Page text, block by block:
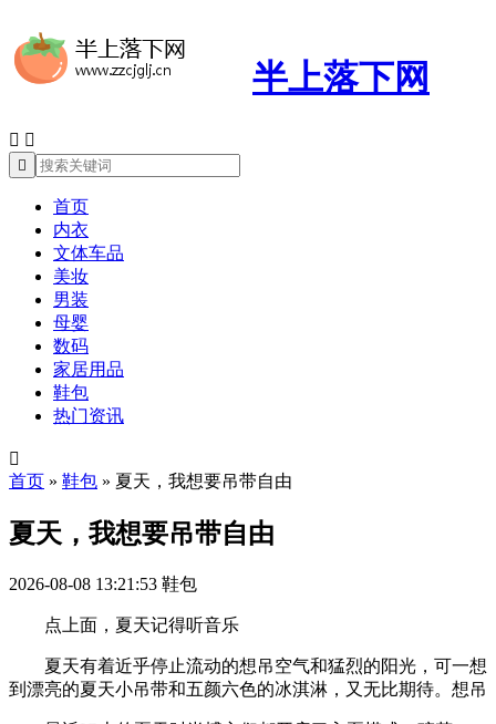
半上落下网
 

首页
内衣
文体车品
美妆
男装
母婴
数码
家居用品
鞋包
热门资讯

首页 » 鞋包 » 夏天，我想要吊带自由
夏天，我想要吊带自由
2026-08-08 13:21:53 鞋包
点上面，夏天记得听音乐
夏天有着近乎停止流动的想吊空气和猛烈的阳光，可一想
到漂亮的夏天小吊带和五颜六色的冰淇淋，又无比期待。想吊